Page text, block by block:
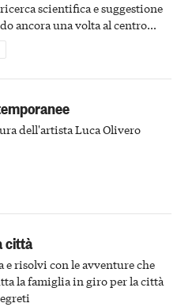
scientifica e suggestione
ancora una volta al centro
del passato astigiano
dell'artista Luca Olivero
città
e risolvi con le avventure che
la famiglia in giro per la città